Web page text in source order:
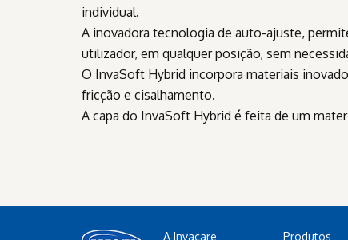
individual.
A inovadora tecnologia de auto-ajuste,
utilizador, em qualquer posição, sem
O InvaSoft Hybrid incorpora materiais
fricção e cisalhamento.
A capa do InvaSoft Hybrid é feita de um
A Invacare Produtos